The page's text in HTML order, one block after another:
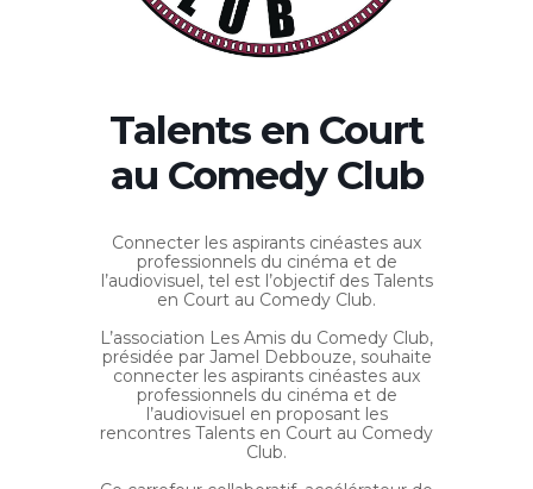
Talents en Court
au Comedy Club
Connecter les aspirants cinéastes aux
professionnels du cinéma et de
l’audiovisuel, tel est l’objectif des Talents
en Court au Comedy Club.
L’association Les Amis du Comedy Club,
présidée par Jamel Debbouze, souhaite
connecter les aspirants cinéastes aux
professionnels du cinéma et de
l’audiovisuel en proposant les
rencontres Talents en Court au Comedy
Club.